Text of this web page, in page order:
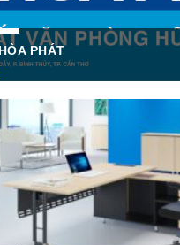
PHÁT
Phátt Cần Thơ Là nơi trưng
như: Bàn văn phòng, ghế
cty CP Nội Thất Hòa